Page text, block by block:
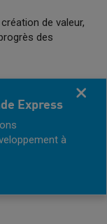
de valeur,
des
Express
à